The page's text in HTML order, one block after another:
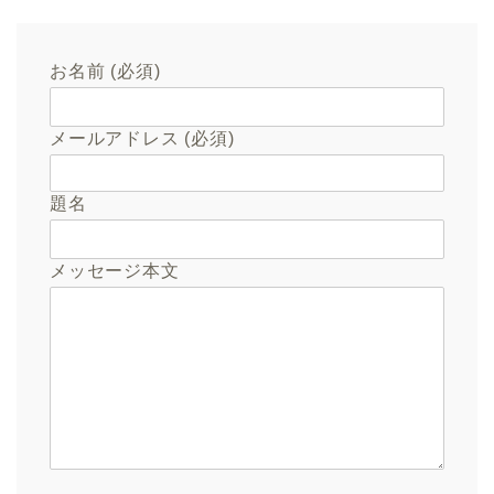
お名前 (必須)
メールアドレス (必須)
題名
メッセージ本文